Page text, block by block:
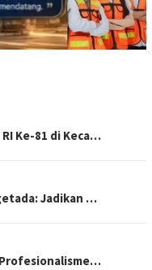
Ke-81 di Keca…
Jadikan …